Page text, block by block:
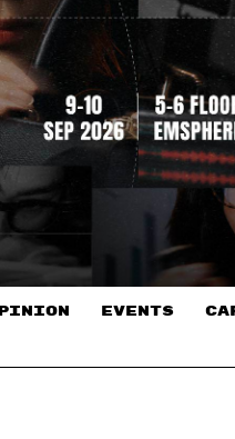
EVENTS